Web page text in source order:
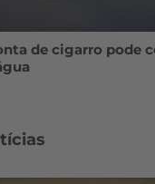
de cigarro pode